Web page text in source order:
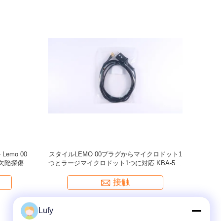
,レモ 00
ト, 6 フ
DA312探査ケーブル,超音波ケーブル (スタイル
のプラグと互換性Lemo 00 1つの大きなマイク
接触
Lufy